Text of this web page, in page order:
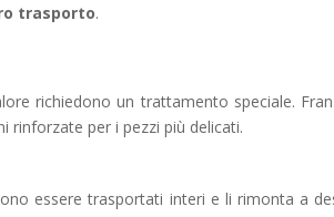
trasporto.
richiedono un trattamento speciale.
rinforzate per i pezzi più delicati.
essere trasportati interi e li rimonta a